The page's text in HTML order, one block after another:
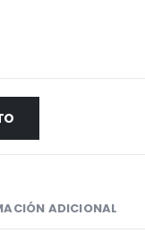
ADICIONAL